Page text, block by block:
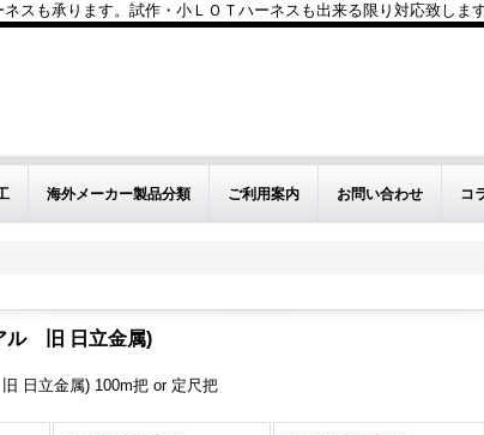
も承ります。試作・小ＬＯＴハーネスも出来る限り対応致しま
海外メーカー製品分類 ご利用案内 お問い合わせ コ
ル 旧 日立金属)
日立金属) 100m把 or 定尺把